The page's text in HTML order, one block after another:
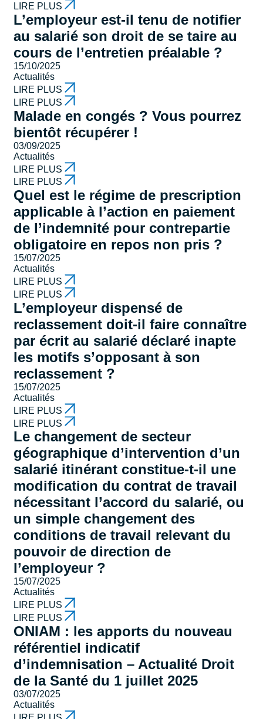
LIRE PLUS
L’employeur est-il tenu de notifier
au salarié son droit de se taire au
cours de l’entretien préalable ?
15/10/2025
Actualités
LIRE PLUS
LIRE PLUS
Malade en congés ? Vous pourrez
bientôt récupérer !
03/09/2025
Actualités
LIRE PLUS
LIRE PLUS
Quel est le régime de prescription
applicable à l’action en paiement
de l’indemnité pour contrepartie
obligatoire en repos non pris ?
15/07/2025
Actualités
LIRE PLUS
LIRE PLUS
L’employeur dispensé de
reclassement doit-il faire connaître
par écrit au salarié déclaré inapte
les motifs s’opposant à son
reclassement ?
15/07/2025
Actualités
LIRE PLUS
LIRE PLUS
Le changement de secteur
géographique d’intervention d’un
salarié itinérant constitue-t-il une
modification du contrat de travail
nécessitant l’accord du salarié, ou
un simple changement des
conditions de travail relevant du
pouvoir de direction de
l’employeur ?
15/07/2025
Actualités
LIRE PLUS
LIRE PLUS
ONIAM : les apports du nouveau
référentiel indicatif
d’indemnisation – Actualité Droit
de la Santé du 1 juillet 2025
03/07/2025
Actualités